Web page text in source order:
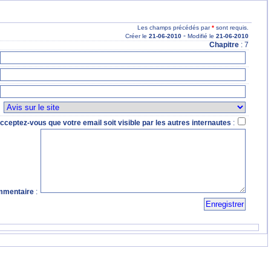
Les champs précédés par* sont requis.
Créer le 21-06-2010 - Modifié le 21-06-2010
Chapitre : 7
vous que votre email soit visible par les autres internautes :
: